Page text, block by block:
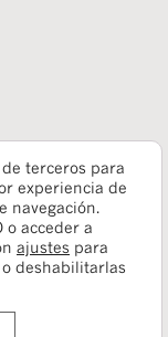
terceros para
experiencia de
navegación.
o acceder a
ajustes para
deshabilitarlas